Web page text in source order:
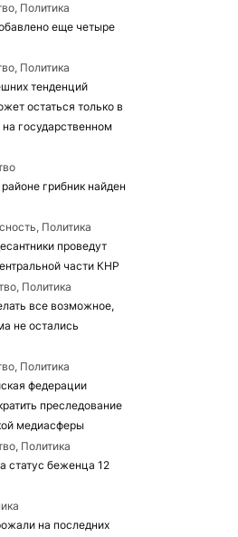
Политика
еще четыре
Политика
тенденций
остаться только в
государственном
грибник найден
Политика
проведут
части КНР
Политика
все возможное,
не остались
Политика
федерации
преследование
медиасферы
Политика
статус беженца 12
на последних